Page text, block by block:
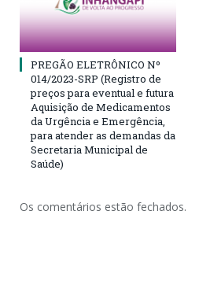
PREGÃO ELETRÔNICO Nº
014/2023-SRP (Registro de
preços para eventual e futura
Aquisição de Medicamentos
da Urgência e Emergência,
para atender as demandas da
Secretaria Municipal de
Saúde)
Os comentários estão fechados.